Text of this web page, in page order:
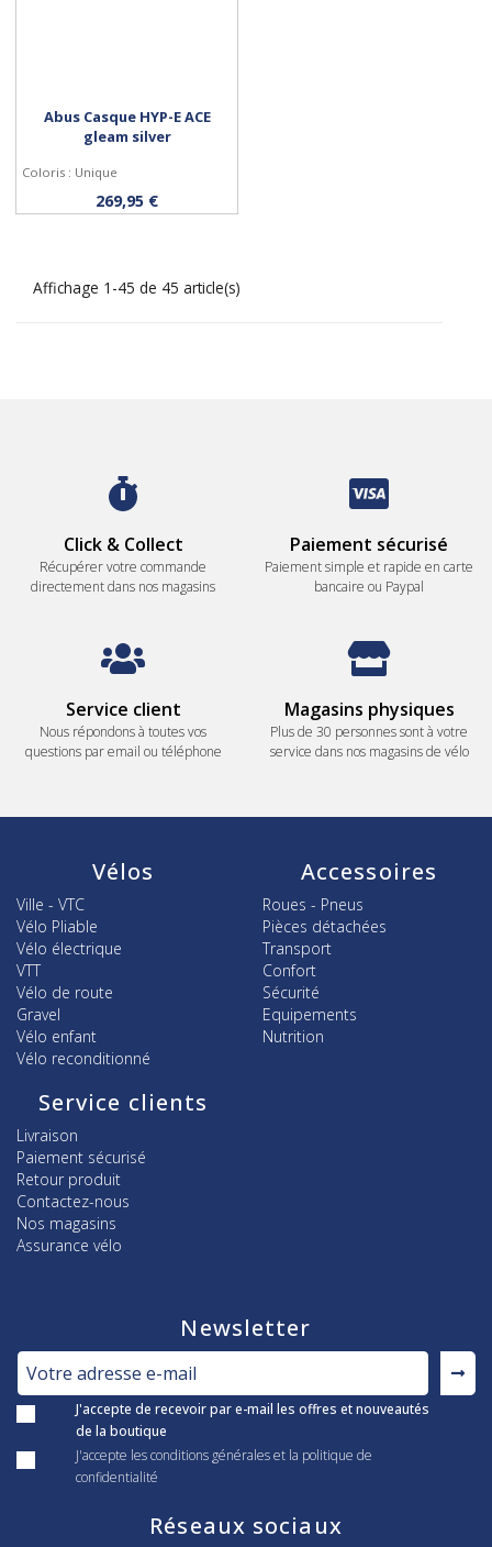
Personnaliser
Abus Casque HYP-E ACE
gleam silver
Coloris : Unique
269,95 €
Affichage 1-45 de 45 article(s)
Click & Collect
Récupérer votre commande
directement dans nos magasins
Paiement sécurisé
Paiement simple et rapide en carte
bancaire ou Paypal
Service client
Nous répondons à toutes vos
questions par email ou téléphone
Magasins physiques
Plus de 30 personnes sont à votre
service dans nos magasins de vélo
Vélos
Ville - VTC
Vélo Pliable
Vélo électrique
VTT
Vélo de route
Gravel
Vélo enfant
Vélo reconditionné
Accessoires
Roues - Pneus
Pièces détachées
Transport
Confort
Sécurité
Equipements
Nutrition
Service clients
Livraison
Paiement sécurisé
Retour produit
Contactez-nous
Nos magasins
Assurance vélo
Newsletter
J'accepte de recevoir par e-mail les offres et nouveautés
de la boutique
J'accepte les conditions générales et la politique de
confidentialité
Réseaux sociaux